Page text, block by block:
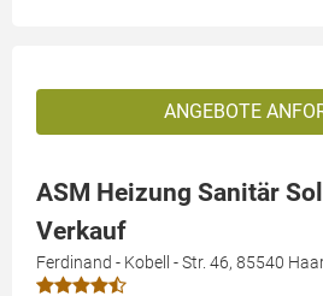
ANGEBOTE
ASM Heizung Sanitär
Verkauf
Ferdinand - Kobell - Str. 46, 85540